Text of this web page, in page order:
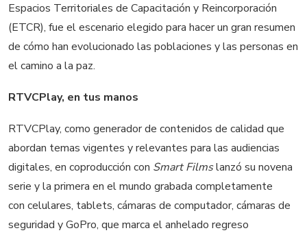
Espacios Territoriales de Capacitación y Reincorporación
(ETCR), fue el escenario elegido para hacer un gran resumen
de cómo han evolucionado las poblaciones y las personas en
el camino a la paz.
RTVCPlay, en tus manos
RTVCPlay, como generador de contenidos de calidad que
abordan temas vigentes y relevantes para las audiencias
digitales, en coproducción con Smart Filmslanzó su novena
serie y la primera en el mundo grabada completamente
con celulares, tablets, cámaras de computador, cámaras de
seguridad y GoPro, que marca el anhelado regreso